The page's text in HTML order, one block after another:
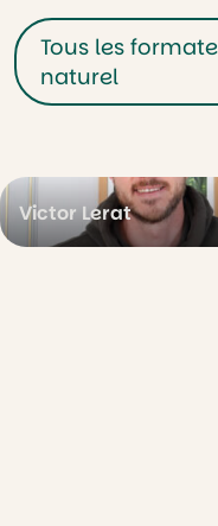
Tous les
naturel
Victor Lerat